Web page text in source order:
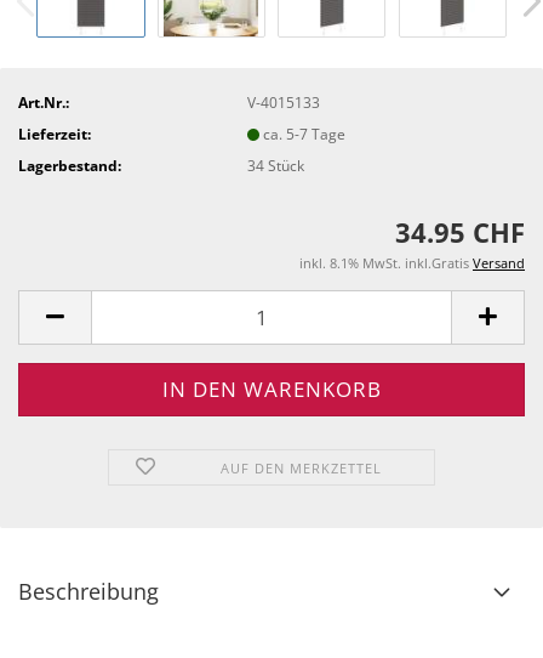
Art.Nr.:
V-4015133
Lieferzeit:
ca. 5-7 Tage
Lagerbestand:
34Stück
34.95 CHF
inkl. 8.1% MwSt. inkl.Gratis Versand
AUF DEN MERKZETTEL
Beschreibung